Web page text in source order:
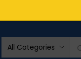
All Categories